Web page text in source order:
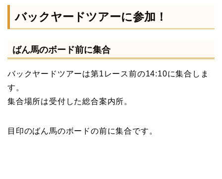
バックヤードツアーに参加！
ばん馬のボード前に集合
バックヤードツアーは第1レース前の14:10に集合しま
す。
集合場所は受付した総合案内所。
目印のばん馬のボードの前に集合です。